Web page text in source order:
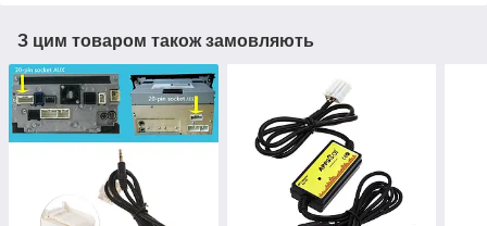
З цим товаром також замовляють